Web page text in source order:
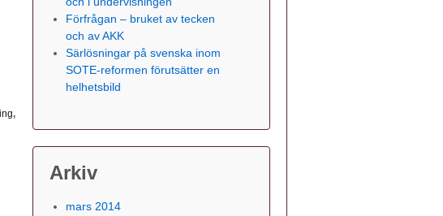
,
Förfrågan – bruket av tecken
och av AKK
Särlösningar på svenska inom
SOTE-reformen förutsätter en
helhetsbild
Arkiv
mars 2014